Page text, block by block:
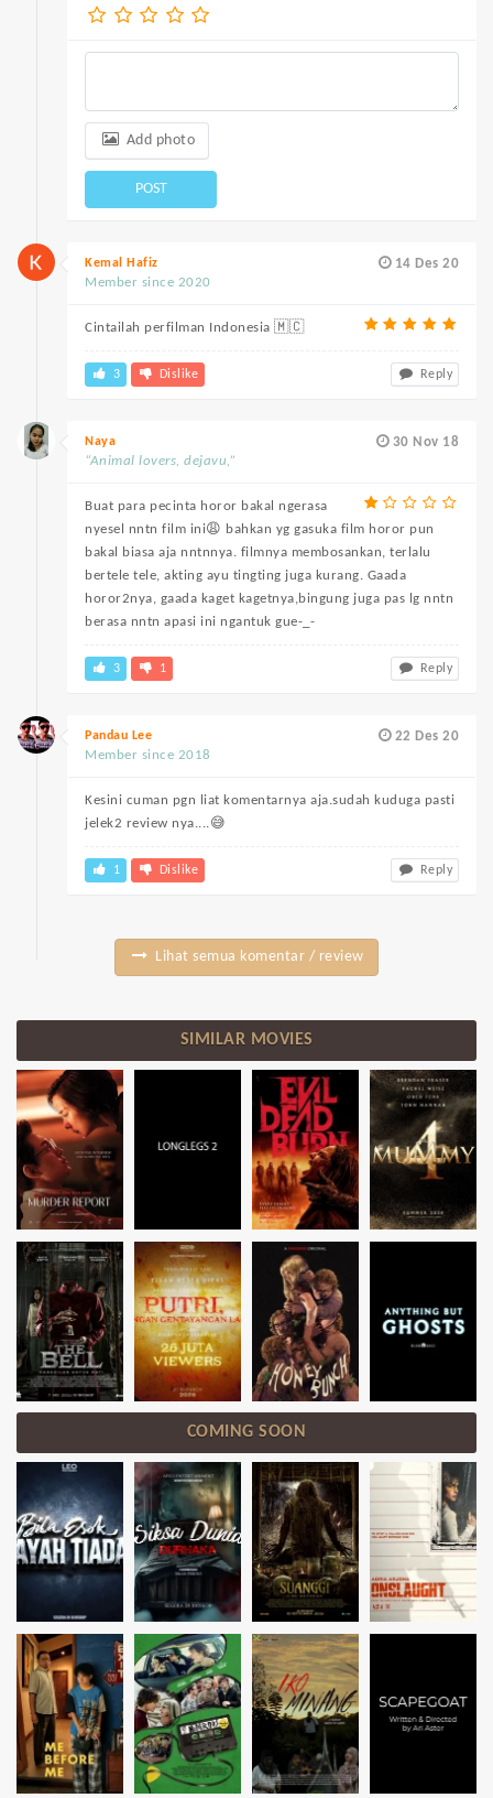
Add photo
POST
14 Des 20
Kemal Hafiz
Member since 2020
Cintailah perfilman Indonesia 🇲🇨
3 Dislike Reply
30 Nov 18
Naya
“Animal lovers, dejavu,”
Buat para pecinta horor bakal ngerasa
nyesel nntn film ini😩 bahkan yg gasuka film horor pun
bakal biasa aja nntnnya. filmnya membosankan, terlalu
bertele tele, akting ayu tingting juga kurang. Gaada
horor2nya, gaada kaget kagetnya,bingung juga pas lg nntn
berasa nntn apasi ini ngantuk gue-_-
3 1 Reply
22 Des 20
Pandau Lee
Member since 2018
Kesini cuman pgn liat komentarnya aja.sudah kuduga pasti
jelek2 review nya....😅
1 Dislike Reply
Lihat semua komentar / review
SIMILAR MOVIES
COMING SOON